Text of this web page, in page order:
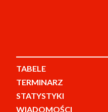
TABELE
TERMINARZ
STATYSTYKI
WIADOMOŚCI